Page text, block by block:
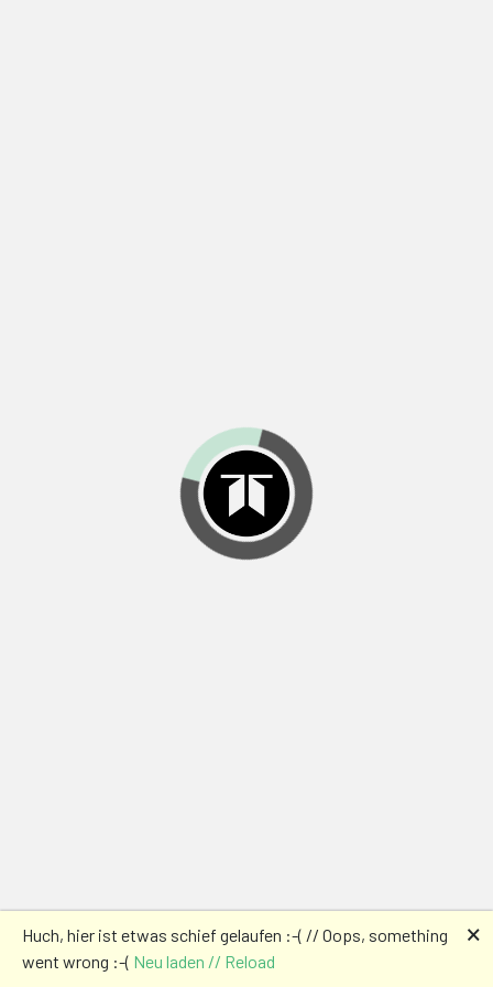
Huch, hier ist etwas schief gelaufen :-( // Oops, something
went wrong :-( Neu laden // Reload
🗙